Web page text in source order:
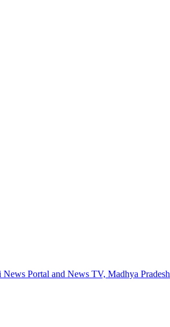
Portal and News TV, Madhya Pradesh